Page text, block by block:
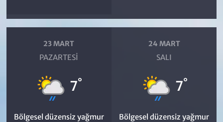
23 MART
PAZARTESI
7°
Bölgesel düzensiz yağmur
24 MART
SALI
7°
Bölgesel düzensiz yağmur